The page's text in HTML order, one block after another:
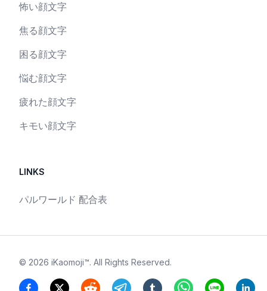
怖い顔文字
焦る顔文字
困る顔文字
悩む顔文字
疲れた顔文字
キモい顔文字
LINKS
パルワールド 配合表
© 2026 iKaomoji™. All Rights Reserved.